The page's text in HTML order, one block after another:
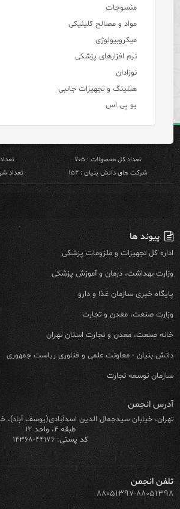
منسوجات
مواد و مصالح کلینیکی
میکروبیولوژی
نرم افزارهای پزشکی
نوزادان
هتلینگ و تجهیزات جانبی
یو پی اس
تعداد کل محصولات : ۷۰۵
شرکت های دانش بنیان : ۱۵۲
تعداد
پیوند ها
اداره کل تجهیزات و ملزومات پزشکی
وزارت بهداشت، درمان و آموزش پزشکی
پایگاه خبری سازمان غذا و دارو
وزارت صنعت، معدن و تجارت
خانه صنعت، معدن و تجارت استان تهران
دانش بنیان - معاونت علمی و فناوری ریاست جمهوری
سازمان توسعه تجارت
آدرس انجمن
طبقه ۴، واحد ۱۲
کد پستی: ۴۴۱۷۶-۱۴۳۶۸
تلفن انجمن
۸۸۰۵۱۳۹۷-۸۸۰۵۱۳۹۸